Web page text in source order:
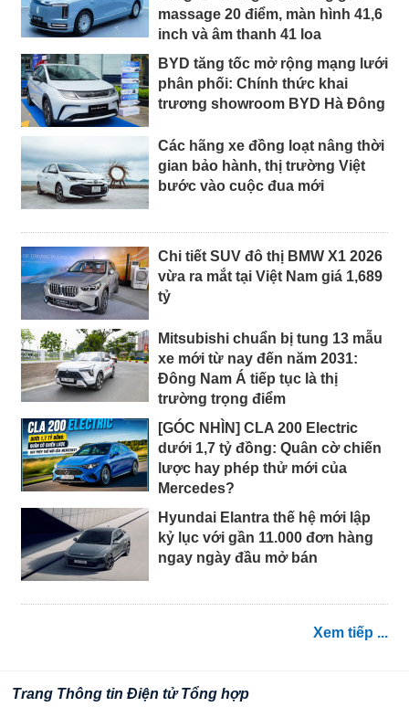
massage 20 điểm, màn hình 41,6
inch và âm thanh 41 loa
BYD tăng tốc mở rộng mạng lưới
phân phối: Chính thức khai
trương showroom BYD Hà Đông
Các hãng xe đồng loạt nâng thời
gian bảo hành, thị trường Việt
bước vào cuộc đua mới
Chi tiết SUV đô thị BMW X1 2026
vừa ra mắt tại Việt Nam giá 1,689
tỷ
Mitsubishi chuẩn bị tung 13 mẫu
xe mới từ nay đến năm 2031:
Đông Nam Á tiếp tục là thị
trường trọng điểm
[GÓC NHÌN] CLA 200 Electric
dưới 1,7 tỷ đồng: Quân cờ chiến
lược hay phép thử mới của
Mercedes?
Hyundai Elantra thế hệ mới lập
kỷ lục với gần 11.000 đơn hàng
ngay ngày đầu mở bán
Xem tiếp ...
Trang Thông tin Điện tử Tổng hợp